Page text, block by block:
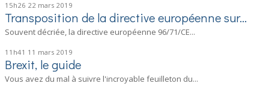
15h26 22 mars 2019
Transposition de la directive européenne sur...
Souvent décriée, la directive européenne 96/71/CE...
11h41 11 mars 2019
Brexit, le guide
Vous avez du mal à suivre l'incroyable feuilleton du...